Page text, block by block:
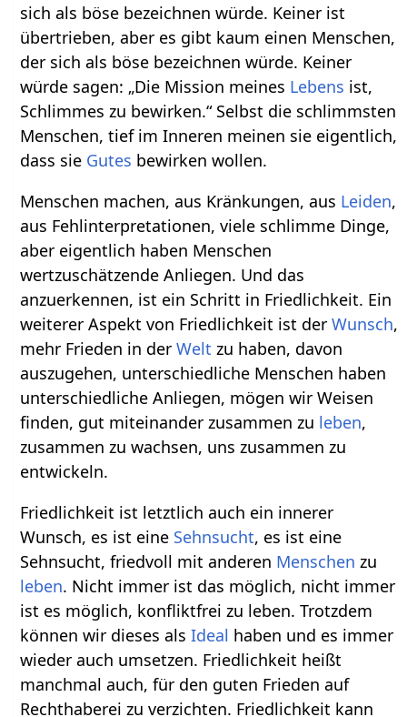
sich als böse bezeichnen würde. Keiner ist
übertrieben, aber es gibt kaum einen Menschen,
der sich als böse bezeichnen würde. Keiner
würde sagen: „Die Mission meines Lebens ist,
Schlimmes zu bewirken.“ Selbst die schlimmsten
Menschen, tief im Inneren meinen sie eigentlich,
dass sie Gutes bewirken wollen.
Menschen machen, aus Kränkungen, aus Leiden,
aus Fehlinterpretationen, viele schlimme Dinge,
aber eigentlich haben Menschen
wertzuschätzende Anliegen. Und das
anzuerkennen, ist ein Schritt in Friedlichkeit. Ein
weiterer Aspekt von Friedlichkeit ist derWunsch,
mehr Frieden in derWelt zu haben, davon
auszugehen, unterschiedliche Menschen haben
unterschiedliche Anliegen, mögen wir Weisen
finden, gut miteinander zusammen zu leben,
zusammen zu wachsen, uns zusammen zu
entwickeln.
Friedlichkeit ist letztlich auch ein innerer
Wunsch, es ist eine Sehnsucht, es ist eine
Sehnsucht, friedvoll mit anderen Menschen zu
leben. Nicht immer ist das möglich, nicht immer
ist es möglich, konfliktfrei zu leben. Trotzdem
können wir dieses alsIdeal haben und es immer
wieder auch umsetzen. Friedlichkeit heißt
manchmal auch, für den guten Frieden auf
Rechthaberei zu verzichten. Friedlichkeit kann